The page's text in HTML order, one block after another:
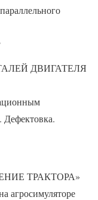
ДВИГАТЕЛЯ
Дефектовка.
ТРАКТОРА»
агросимуляторе